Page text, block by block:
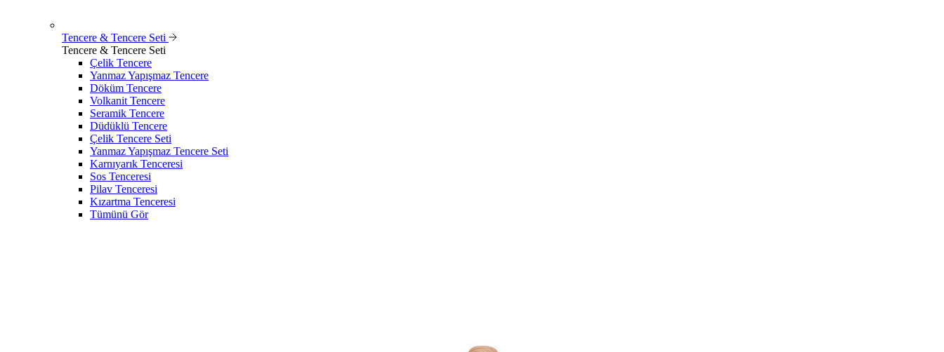
Tencere & Tencere Seti
Tencere & Tencere Seti
Çelik Tencere
Yanmaz Yapışmaz Tencere
Döküm Tencere
Volkanit Tencere
Seramik Tencere
Düdüklü Tencere
Çelik Tencere Seti
Yanmaz Yapışmaz Tencere Seti
Karnıyarık Tenceresi
Sos Tenceresi
Pilav Tenceresi
Kızartma Tenceresi
Tümünü Gör